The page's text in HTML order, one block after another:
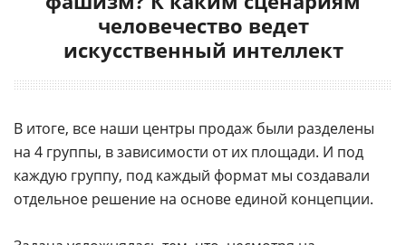
человечество ведет
искусственный интеллект
В итоге, все наши центры продаж были разделены
на 4 группы, в зависимости от их площади. И под
каждую группу, под каждый формат мы создавали
отдельное решение на основе единой концепции.